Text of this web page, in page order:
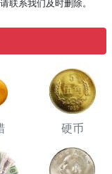
联系我们及时删除。
硬币